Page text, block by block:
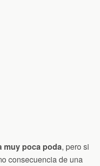
muy poca poda, pero si
consecuencia de una